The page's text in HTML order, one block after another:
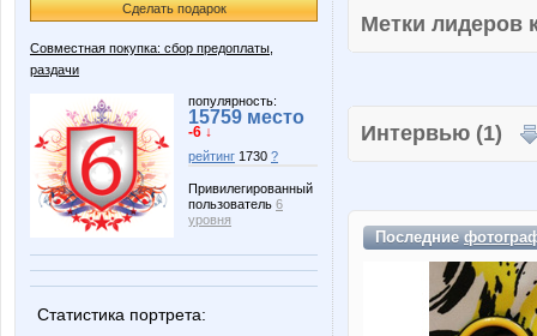
Сделать подарок
Совместная покупка: сбор предоплаты,
раздачи
популярность:
15759 место
-6 ↓
рейтинг 1730 ?
Привилегированный
пользователь 6
уровня
Статистика портрета:
Метки
Интервью (1)
Последние